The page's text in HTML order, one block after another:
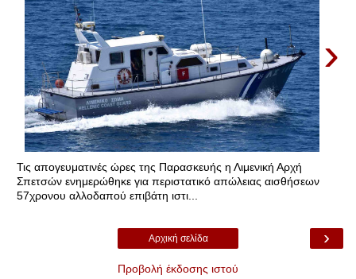
›
Τις απογευματινές ώρες της Παρασκευής η Λιμενική Αρχή
Σπετσών ενημερώθηκε για περιστατικό απώλειας αισθήσεων
57χρονου αλλοδαπού επιβάτη ιστι...
›
Αρχική σελίδα
Προβολή έκδοσης ιστού